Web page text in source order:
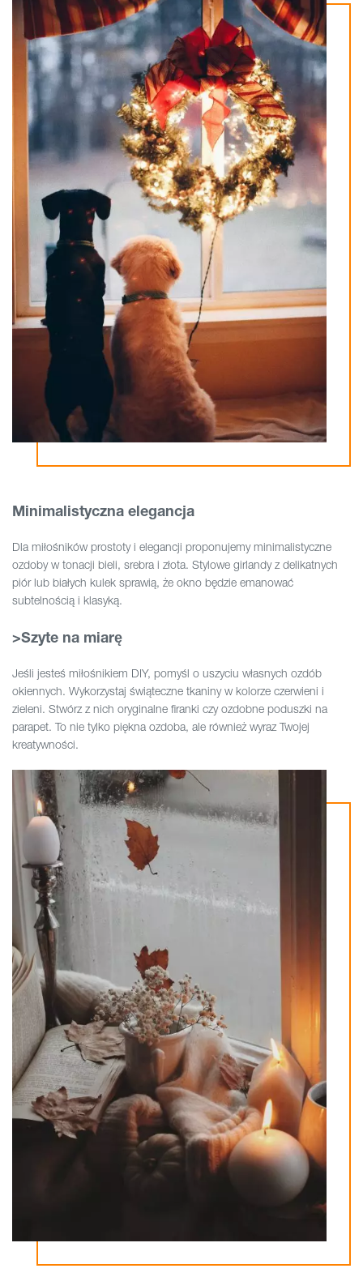
Minimalistyczna elegancja
Dla miłośników prostoty i elegancji proponujemy minimalistyczne
ozdoby w tonacji bieli, srebra i złota. Stylowe girlandy z delikatnych
piór lub białych kulek sprawią, że okno będzie emanować
subtelnością i klasyką.
>Szyte na miarę
Jeśli jesteś miłośnikiem DIY, pomyśl o uszyciu własnych ozdób
okiennych. Wykorzystaj świąteczne tkaniny w kolorze czerwieni i
zieleni. Stwórz z nich oryginalne firanki czy ozdobne poduszki na
parapet. To nie tylko piękna ozdoba, ale również wyraz Twojej
kreatywności.